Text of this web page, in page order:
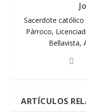
Sacerdote católico
Párroco,
Bellavista,
ARTÍCULOS